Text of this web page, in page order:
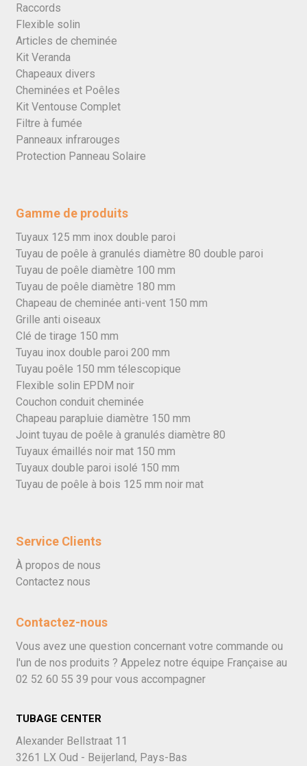
Raccords
Flexible solin
Articles de cheminée
Kit Veranda
Chapeaux divers
Cheminées et Poêles
Kit Ventouse Complet
Filtre à fumée
Panneaux infrarouges
Protection Panneau Solaire
Gamme de produits
Tuyaux 125 mm inox double paroi
Tuyau de poêle à granulés diamètre 80 double paroi
Tuyau de poêle diamètre 100 mm
Tuyau de poêle diamètre 180 mm
Chapeau de cheminée anti-vent 150 mm
Grille anti oiseaux
Clé de tirage 150 mm
Tuyau inox double paroi 200 mm
Tuyau poêle 150 mm télescopique
Flexible solin EPDM noir
Couchon conduit cheminée
Chapeau parapluie diamètre 150 mm
Joint tuyau de poêle à granulés diamètre 80
Tuyaux émaillés noir mat 150 mm
Tuyaux double paroi isolé 150 mm
Tuyau de poêle à bois 125 mm noir mat
Service Clients
À propos de nous
Contactez nous
Contactez-nous
Vous avez une question concernant votre commande ou
l'un de nos produits ? Appelez notre équipe Française au
02 52 60 55 39 pour vous accompagner
TUBAGE CENTER
Alexander Bellstraat 11
3261 LX Oud - Beijerland, Pays-Bas